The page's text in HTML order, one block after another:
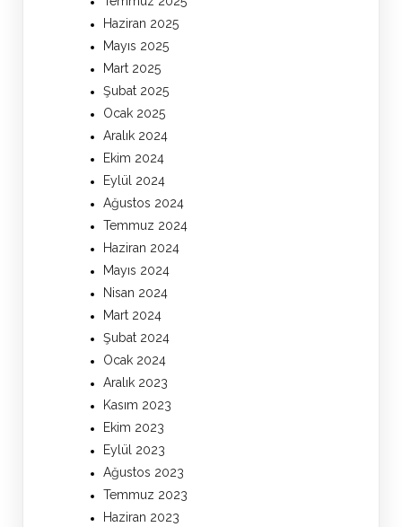
Haziran 2025
Mayıs 2025
Mart 2025
Şubat 2025
Ocak 2025
Aralık 2024
Ekim 2024
Eylül 2024
Ağustos 2024
Temmuz 2024
Haziran 2024
Mayıs 2024
Nisan 2024
Mart 2024
Şubat 2024
Ocak 2024
Aralık 2023
Kasım 2023
Ekim 2023
Eylül 2023
Ağustos 2023
Temmuz 2023
Haziran 2023